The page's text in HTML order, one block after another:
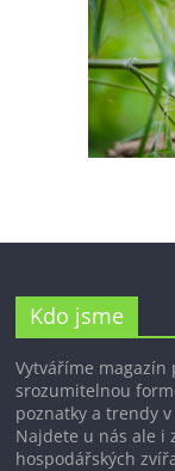
Kdo jsme
Vytváříme magazín
srozumitelnou
poznatky a trendy
Najdete u nás ale i
hospodářských